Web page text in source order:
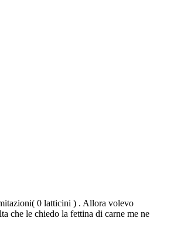
0 latticini ) . Allora volevo
che le chiedo la fettina di carne me ne